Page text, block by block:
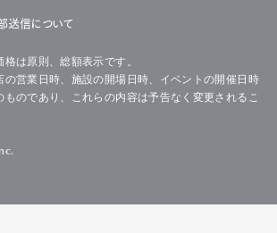
送信について
は原則、総額表示です。
営業日時、施設の開場日時、イベントの開催日時
ものであり、これらの内容は予告なく変更されるこ